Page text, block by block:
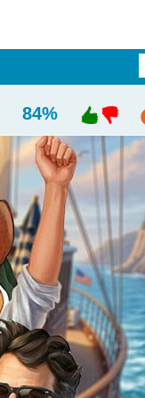
84%